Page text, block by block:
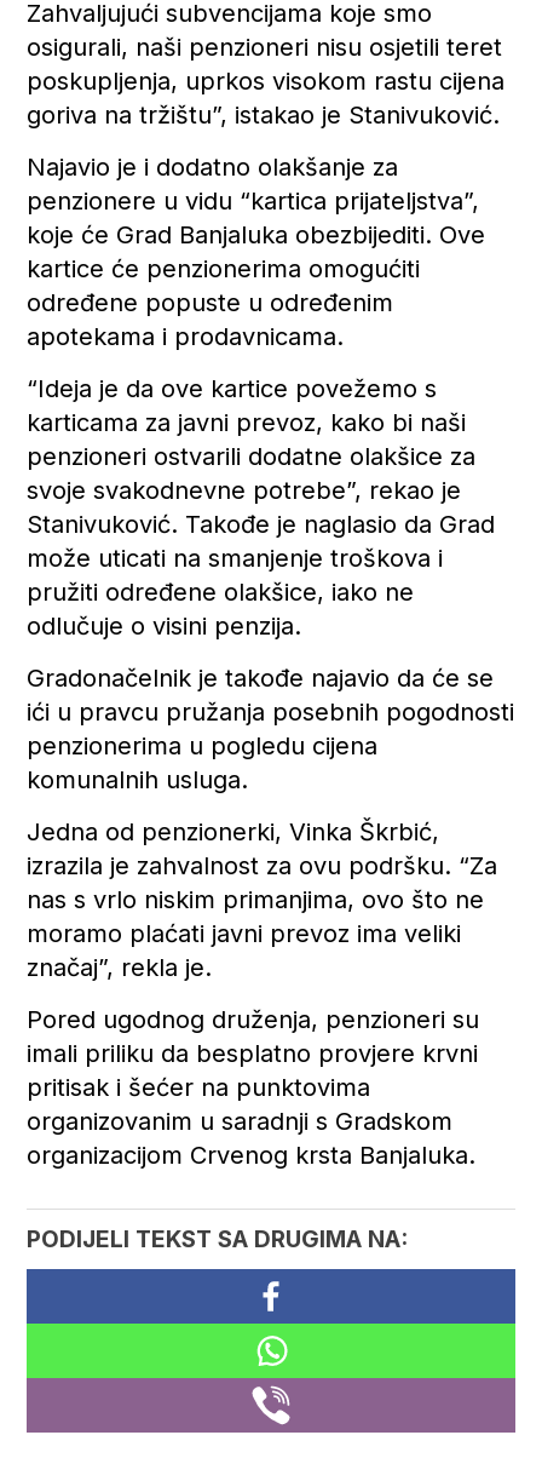
Zahvaljujući subvencijama koje smo
osigurali, naši penzioneri nisu osjetili teret
poskupljenja, uprkos visokom rastu cijena
goriva na tržištu”, istakao je Stanivuković.
Najavio je i dodatno olakšanje za
penzionere u vidu “kartica prijateljstva”,
koje će Grad Banjaluka obezbijediti. Ove
kartice će penzionerima omogućiti
određene popuste u određenim
apotekama i prodavnicama.
“Ideja je da ove kartice povežemo s
karticama za javni prevoz, kako bi naši
penzioneri ostvarili dodatne olakšice za
svoje svakodnevne potrebe”, rekao je
Stanivuković. Takođe je naglasio da Grad
može uticati na smanjenje troškova i
pružiti određene olakšice, iako ne
odlučuje o visini penzija.
Gradonačelnik je takođe najavio da će se
ići u pravcu pružanja posebnih pogodnosti
penzionerima u pogledu cijena
komunalnih usluga.
Jedna od penzionerki, Vinka Škrbić,
izrazila je zahvalnost za ovu podršku. “Za
nas s vrlo niskim primanjima, ovo što ne
moramo plaćati javni prevoz ima veliki
značaj”, rekla je.
Pored ugodnog druženja, penzioneri su
imali priliku da besplatno provjere krvni
pritisak i šećer na punktovima
organizovanim u saradnji s Gradskom
organizacijom Crvenog krsta Banjaluka.
PODIJELI TEKST SA DRUGIMA NA: